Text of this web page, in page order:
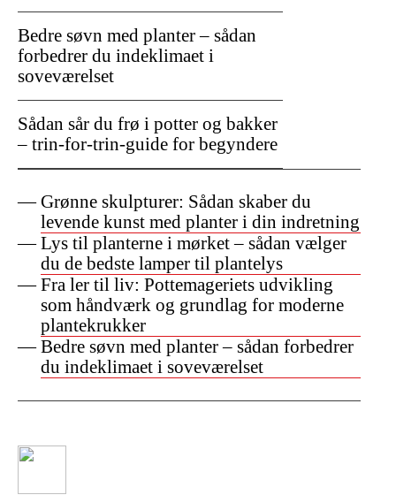
Grønne skulpturer: Sådan skaber du
levende kunst med planter i din indretning
Lys til planterne i mørket – sådan vælger
du de bedste lamper til plantelys
Fra ler til liv: Pottemageriets udvikling
som håndværk og grundlag for moderne
plantekrukker
Bedre søvn med planter – sådan forbedrer
du indeklimaet i soveværelset
Bedre søvn med planter – sådan
forbedrer du indeklimaet i
soveværelset
Sådan sår du frø i potter og bakker
– trin-for-trin-guide for begyndere